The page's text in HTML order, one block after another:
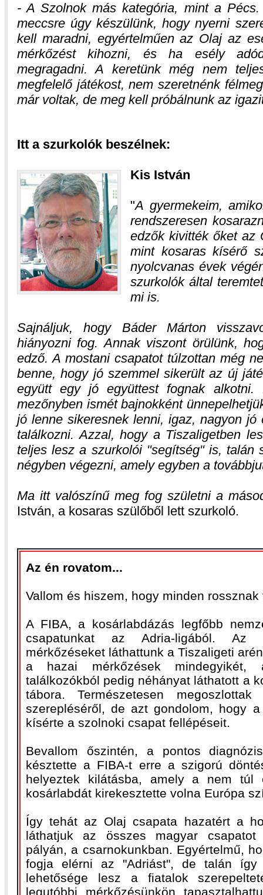
- A Szolnok más kategória, mint a Pécs.
meccsre úgy készülünk, hogy nyerni
kell maradni, egyértelműen az Olaj az
mérkőzést kihozni, és ha esély
megragadni. A keretünk még nem
megfelelő játékost, nem szeretnénk
már voltak, de meg kell próbálnunk az
Itt a szurkolók beszélnek:
Kis István
A gyermekeim,
rendszeresen
edzők kivitték őket az
mint kosaras kísérő
nyolcvanas évek
szurkolók által
mi is.
Sajnáljuk, hogy Báder Márton
hiányozni fog. Annak viszont örülünk,
edző. A mostani csapatot túlzottan még
benne, hogy jó szemmel sikerült az új
együtt egy jó együttest fognak alkotni.
mezőnyben ismét bajnokként
jó lenne sikeresnek lenni, igaz, nagyon jó
találkozni. Azzal, hogy a Tiszaligetben
teljes lesz a szurkolói "segítség" is, talán
négyben végezni, amely egyben a
Ma itt valószínű meg fog születni a
István, a kosaras szülőből lett szurkoló.
Az én rovatom...
Vallom és hiszem, hogy minden
A FIBA, a kosárlabdázás legfőbb
csapatunkat az Adria-ligából. Az
mérkőzéseket láthattunk a Tiszaligeti
a hazai mérkőzések mindegyikét,
találkozókból pedig néhányat láthatott a
tábora. Természetesen
szerepléséről, de azt gondolom, hogy
kísérte a szolnoki csapat fellépéseit.
Bevallom őszintén, a pontos
késztette a FIBA-t erre a szigorú
helyeztek kilátásba, amely a nem túl
kosárlabdát kirekesztette volna Európa
Így tehát az Olaj csapata hazatért a
láthatjuk az összes magyar
pályán, a csarnokunkban. Egyértelmű,
fogja elérni az "Adriást", de talán
lehetősége lesz a fiatalok
legutóbbi mérkőzésünkön